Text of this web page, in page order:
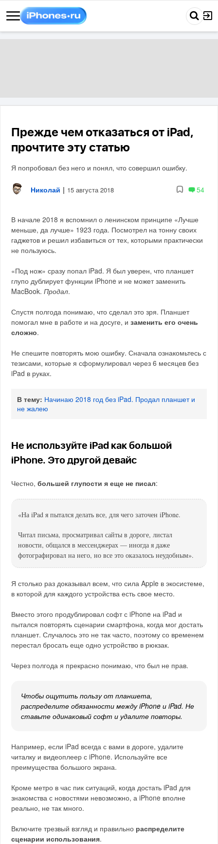
Прежде чем отказаться от iPad,
прочтите эту статью
Я попробовал без него и понял, что совершил ошибку.
Николай | 15 августа 2018 54
В начале 2018 я вспомнил о ленинском принципе «Лучше
меньше, да лучше» 1923 года. Посмотрел на тонну своих
гаджетов и решил избавиться от тех, которыми практически
не пользуюсь.
«Под нож» сразу попал iPad. Я был уверен, что планшет
глупо дублирует функции iPhone и не может заменить
MacBook.Продал.
Спустя полгода понимаю, что сделал это зря. Планшет
помогал мне в работе и на досуге, изаменить его очень
сложно.
Не спешите повторять мою ошибку. Сначала ознакомьтесь с
тезисами, которые я сформулировал через 6 месяцев без
iPad в руках.
В тему: Начинаю 2018 год без iPad. Продал планшет и
не жалею
Не используйте iPad как большой
iPhone. Это другой девайс
Честно,большей глупости я еще не писал:
«На iPad я пытался делать все, для чего заточен iPhone.
Читал письма, просматривал сайты в дороге, листал
новости, общался в мессенджерах — иногда я даже
фотографировал на него, но все это оказалось неудобным».
Я столько раз доказывал всем, что сила Apple в экосистеме,
в которой для каждого устройства есть свое место.
Вместо этого продублировал софт с iPhone на iPad и
пытался повторять сценарии смартфона, когда мог достать
планшет. Случалось это не так часто, поэтому со временем
перестал бросать еще одно устройство в рюкзак.
Через полгода я прекрасно понимаю, что был не прав.
Чтобы ощутить пользу от планшета,
распределите обязанности между iPhone и iPad. Не
ставьте одинаковый софт и удалите повторы.
Например, если iPad всегда с вами в дороге, удалите
читалку и видеоплеер с iPhone. Используйте все
преимущества большого экрана.
Кроме метро в час пик ситуаций, когда достать iPad для
знакомства с новостями невозможно, а iPhone вполне
реально, не так много.
Включите трезвый взгляд и правильно распределите
сценарии использования.